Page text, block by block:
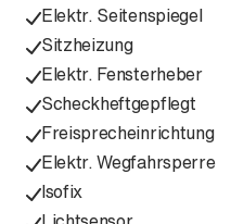
Elektr. Seitenspiegel
Sitzheizung
Elektr. Fensterheber
Scheckheftgepflegt
Freisprecheinrichtung
Elektr. Wegfahrsperre
Isofix